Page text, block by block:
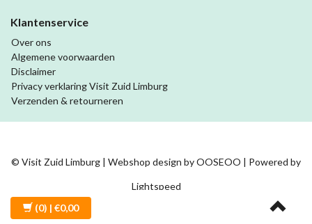
Klantenservice
Over ons
Algemene voorwaarden
Disclaimer
Privacy verklaring Visit Zuid Limburg
Verzenden & retourneren
© Visit Zuid Limburg | Webshop design byOOSEOO | Powered by
Lightspeed
(0) | €0,00